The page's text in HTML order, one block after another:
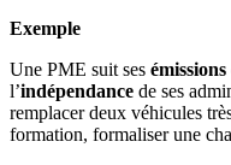
Exemple
Une PME suit ses
l’indépendance de ses
remplacer deux véhicules
formation, formaliser une